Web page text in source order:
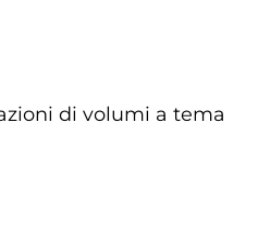
di volumi a tema